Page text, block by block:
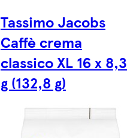
Tassimo Jacobs
Caffè crema
classico XL 16 x 8,3
g (132,8 g)